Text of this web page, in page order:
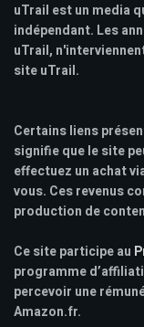
uTrail est un media
indépendant. Les
uTrail,
site uTrail.
Certains liens
signifie que le site
effectuez un achat
vous. Ces revenus
production de
Ce site participe au
programme
percevoir une
Amazon.fr.